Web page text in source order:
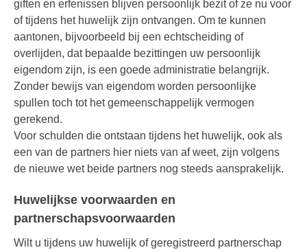
giften en erfenissen blijven persoonlijk bezit of ze nu voor
of tijdens het huwelijk zijn ontvangen. Om te kunnen
aantonen, bijvoorbeeld bij een echtscheiding of
overlijden, dat bepaalde bezittingen uw persoonlijk
eigendom zijn, is een goede administratie belangrijk.
Zonder bewijs van eigendom worden persoonlijke
spullen toch tot het gemeenschappelijk vermogen
gerekend.
Voor schulden die ontstaan tijdens het huwelijk, ook als
een van de partners hier niets van af weet, zijn volgens
de nieuwe wet beide partners nog steeds aansprakelijk.
Huwelijkse voorwaarden en
partnerschapsvoorwaarden
Wilt u tijdens uw huwelijk of geregistreerd partnerschap